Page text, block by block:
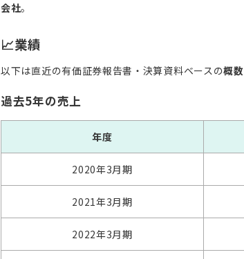
会社。
📈業績
以下は直近の有価証券報告書・決算資料ベースの概数
過去5年の売上
年度
2020年3月期
2021年3月期
2022年3月期